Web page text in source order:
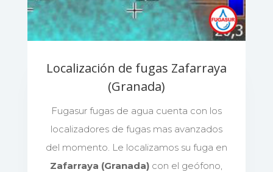
Localización de fugas Zafarraya
(Granada)
Fugasur fugas de agua cuenta con los
localizadores de fugas mas avanzados
del momento. Le localizamos su fuga en
Zafarraya (Granada) con el geófono,